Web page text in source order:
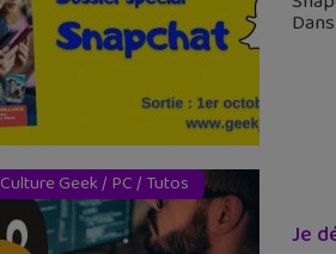
Culture Geek/ PC/ Tutos
Je